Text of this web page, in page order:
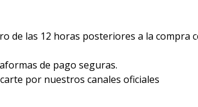
de las 12 horas posteriores a la compra
de pago seguras.
por nuestros canales oficiales